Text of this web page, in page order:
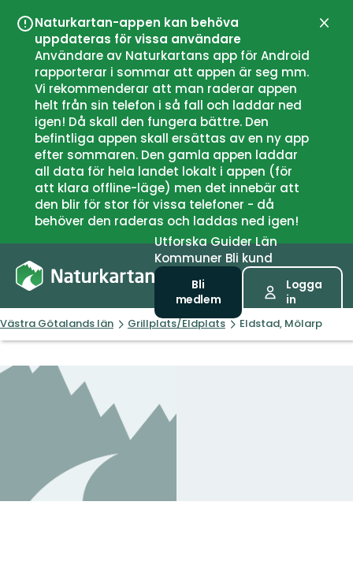
Naturkartan-appen kan behöva
uppdateras för vissa användare
Användare av Naturkartans app för Android
rapporterar i sommar att appen är seg mm.
Vi rekommenderar att man raderar appen
helt från sin telefon i så fall och laddar ned
igen! Då skall den fungera bättre. Den
befintliga appen skall ersättas av en ny app
efter sommaren. Den gamla appen laddar
all data för hela landet lokalt i appen (för
att klara offline-läge) men det innebär att
den blir för stor för vissa telefoner - då
behöver den raderas och laddas ned igen!
UtforskaGuiderLän
Kommuner Bli kund
Bli
medlem
Logga
in
Västra Götalands län Grillplats/Eldplats Eldstad, Mölarp